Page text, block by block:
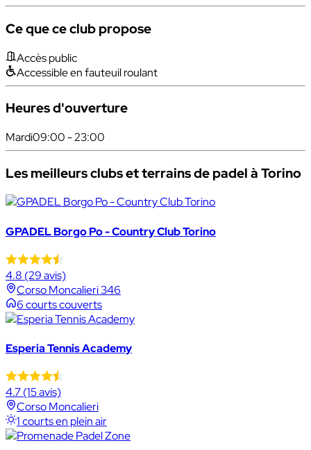
Ce que ce club propose
Accès public
Accessible en fauteuil roulant
Heures d'ouverture
Mardi09:00 - 23:00
Les meilleurs clubs et terrains de padel à Torino
GPADEL Borgo Po - Country Club Torino
4.8 (29 avis)
Corso Moncalieri 346
6 courts couverts
Esperia Tennis Academy
4.7(15 avis)
Corso Moncalieri
1 courts en plein air